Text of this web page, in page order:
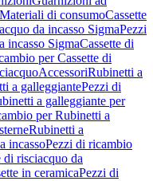
Materiali di consumoCassette
da incasso SigmaPezzi
incasso SigmaCassette di
per Cassette di
AccessoriRubinetti a
a galleggiantePezzi di
a galleggiante per
per Rubinetti a
Rubinetti a
incassoPezzi di ricambio
di risciacquo da
in ceramicaPezzi di